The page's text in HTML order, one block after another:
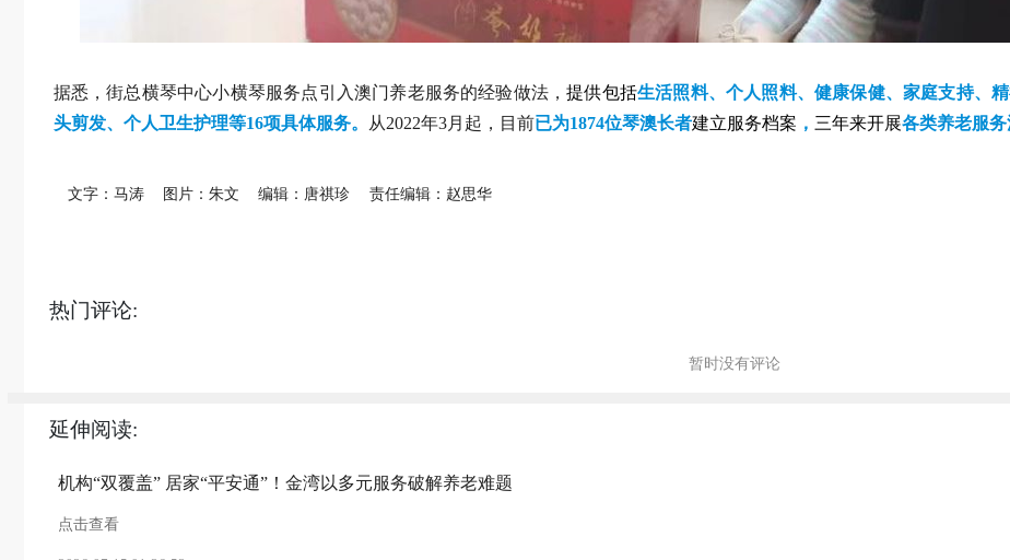
据悉，街总横琴中心小横琴服务点引入澳门养老服务的经验做法，提供包括生活照料、个人照料、健康保健、家庭支持、
头剪发、个人卫生护理等16项具体服务。
从2022年3月起，目前已为1874位琴澳长者建立服务档案 ， 三年来开展各类养老服务
文字：马涛 图片：朱文 编辑：唐祺珍 责任编辑：赵思华
热门评论:
暂时没有评论
延伸阅读:
机构“双覆盖” 居家“平安通”！金湾以多元服务破解养老难题
点击查看